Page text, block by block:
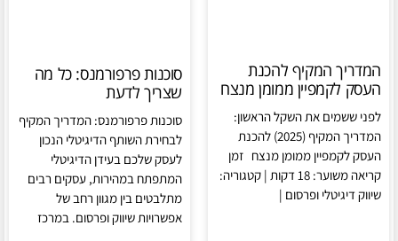
המדריך המקיף להכנת
העסק לקמפיין ממומן מנצח
לפני ששמים את השקל הראשון:
המדריך המקיף (2025) להכנת
העסק לקמפיין ממומן מנצח זמן
קריאה משוער: 18 דקות | קטגוריה:
שיווק דיגיטלי ופרסום |
סוכנות פרפורמנס: כל מה
שצריך לדעת
סוכנות פרפורמנס: המדריך המקיף
לבחירת השותף הדיגיטלי הנכון
לעסק שלכם בעידן הדיגיטלי
המתפתח במהירות, עסקים רבים
מתלבטים בין מגוון רחב של
אפשרויות שיווק ופרסום. במרכז